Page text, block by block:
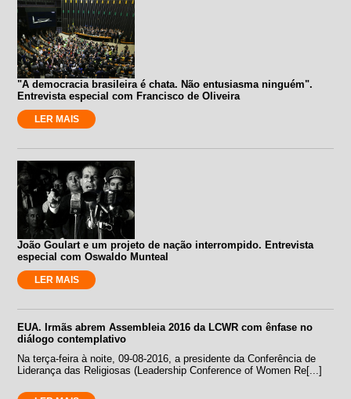
"A democracia brasileira é chata. Não entusiasma ninguém".
Entrevista especial com Francisco de Oliveira
LER MAIS
João Goulart e um projeto de nação interrompido. Entrevista
especial com Oswaldo Munteal
LER MAIS
EUA. Irmãs abrem Assembleia 2016 da LCWR com ênfase no
diálogo contemplativo
Na terça-feira à noite, 09-08-2016, a presidente da Conferência de
Liderança das Religiosas (Leadership Conference of Women Re[...]